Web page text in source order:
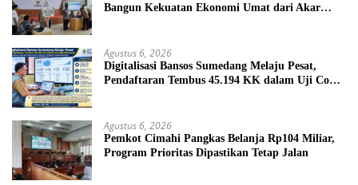
Bangun Kekuatan Ekonomi Umat dari Akar
Agustus 6, 2026
Digitalisasi Bansos Sumedang Melaju Pesat,
Pendaftaran Tembus 45.194 KK dalam Uji Coba
Agustus 6, 2026
Pemkot Cimahi Pangkas Belanja Rp104 Miliar,
Program Prioritas Dipastikan Tetap Jalan